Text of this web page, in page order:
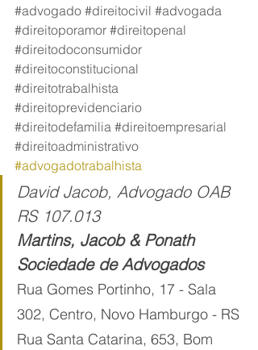
#advogado #direitocivil #advogada
#direitoporamor #direitopenal
#direitodoconsumidor
#direitoconstitucional
#direitotrabalhista
#direitoprevidenciario
#direitodefamilia #direitoempresarial
#direitoadministrativo
#advogadotrabalhista
David Jacob, Advogado OAB
RS 107.013
Martins, Jacob & Ponath
Sociedade de Advogados
Rua Gomes Portinho, 17 - Sala
302, Centro, Novo Hamburgo - RS
Rua Santa Catarina, 653, Bom